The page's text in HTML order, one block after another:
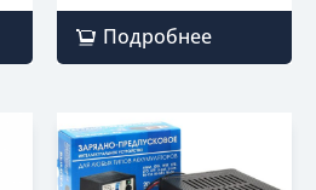
Подробнее